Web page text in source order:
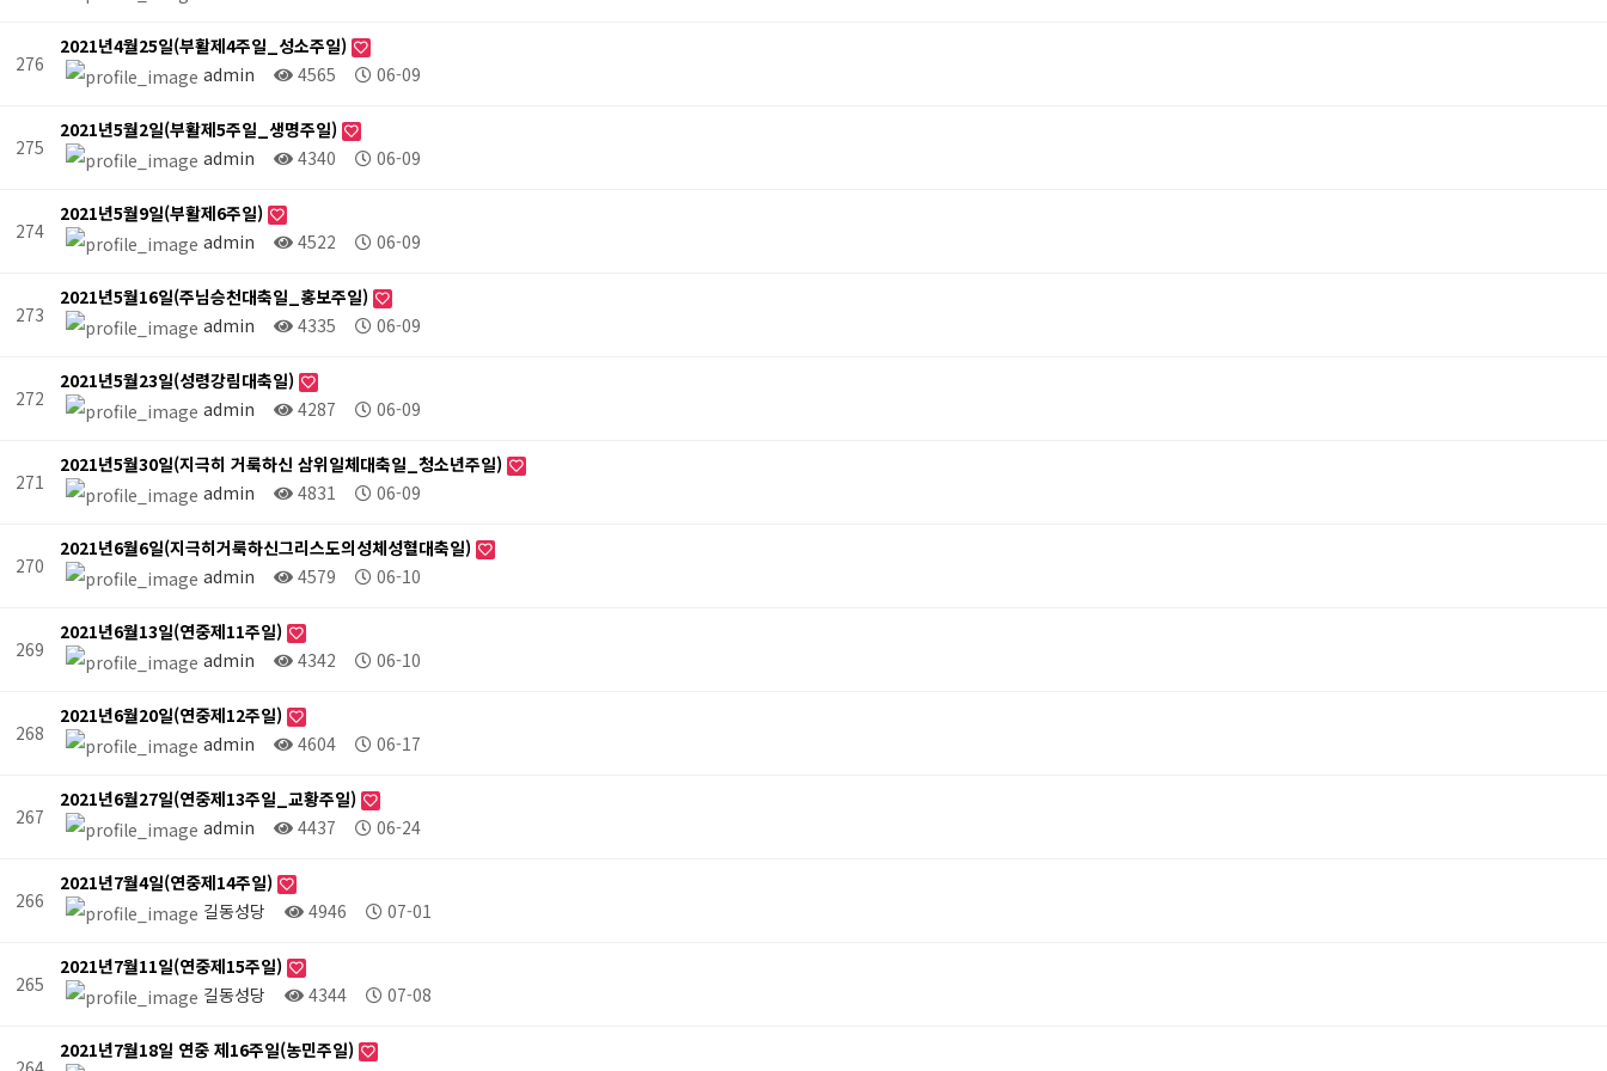
276
2021년4월25일(부활제4주일_성소주일)
admin
4565 06-09
275
2021년5월2일(부활제5주일_생명주일)
admin
4340 06-09
274
2021년5월9일(부활제6주일)
admin
4522 06-09
273
2021년5월16일(주님승천대축일_홍보주일)
admin
4335 06-09
272
2021년5월23일(성령강림대축일)
admin
4287 06-09
271
2021년5월30일(지극히 거룩하신 삼위일체대축일_청소년주일)
admin
4831 06-09
270
2021년6월6일(지극히거룩하신그리스도의성체성혈대축일)
admin
4579 06-10
269
2021년6월13일(연중제11주일)
admin
4342 06-10
268
2021년6월20일(연중제12주일)
admin
4604 06-17
267
2021년6월27일(연중제13주일_교황주일)
admin
4437 06-24
266
2021년7월4일(연중제14주일)
길동성당
4946 07-01
265
2021년7월11일(연중제15주일)
길동성당
4344 07-08
2021년7월18일 연중 제16주일(농민주일)